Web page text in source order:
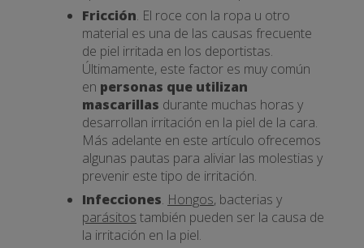
Fricción. El roce con la ropa u otro
material es una de las causas frecuente
de piel irritada en los deportistas.
Últimamente, este factor es muy común
en personas que utilizan
mascarillas durante muchas horas y
desarrollan irritación en la piel de la cara.
Más adelante en este artículo ofrecemos
algunas pautas para aliviar las molestias y
prevenir este tipo de irritación.
Infecciones. Hongos, bacterias y
parásitos también pueden ser la causa de
la irritación en la piel.